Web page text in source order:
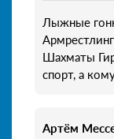
Лыжные
Шахматы
спорт, а
Артём